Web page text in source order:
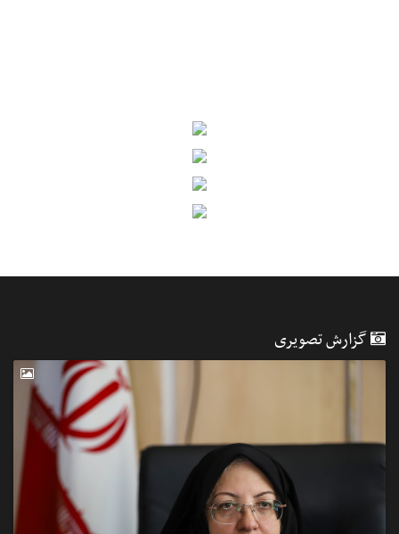
گزارش تصویری